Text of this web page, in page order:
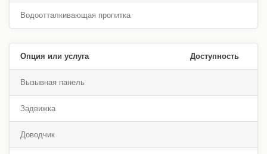
Водоотталкивающая пропитка
Опция или услуга Доступность
Вызывная панель
Задвижка
Доводчик